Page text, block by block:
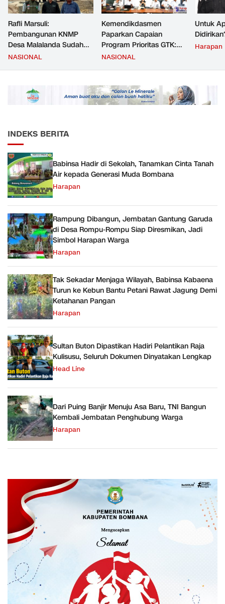
Rafli Marsuli:
Pembangunan KNMP
Desa Malalanda Sudah
Mencapai 69 Persen dan
JMD dan JMF
NASIONAL
Kemendikdasmen
Paparkan Capaian
Program Prioritas GTK:
Kompetensi Meningkat,
NASIONAL
Untuk
Harapan
INDEKS BERITA
Babinsa Hadir di Sekolah, Tanamkan Cinta Tanah
Air kepada Generasi Muda Bombana
Harapan
Rampung Dibangun, Jembatan Gantung Garuda
di Desa Rompu-Rompu Siap Diresmikan, Jadi
Simbol Harapan Warga
Harapan
Tak Sekadar Menjaga Wilayah, Babinsa Kabaena
Turun ke Kebun Bantu Petani Rawat Jagung Demi
Ketahanan Pangan
Harapan
Sultan Buton Dipastikan Hadiri Pelantikan Raja
Kulisusu, Seluruh Dokumen Dinyatakan Lengkap
Head Line
Dari Puing Banjir Menuju Asa Baru, TNI Bangun
Kembali Jembatan Penghubung Warga
Harapan